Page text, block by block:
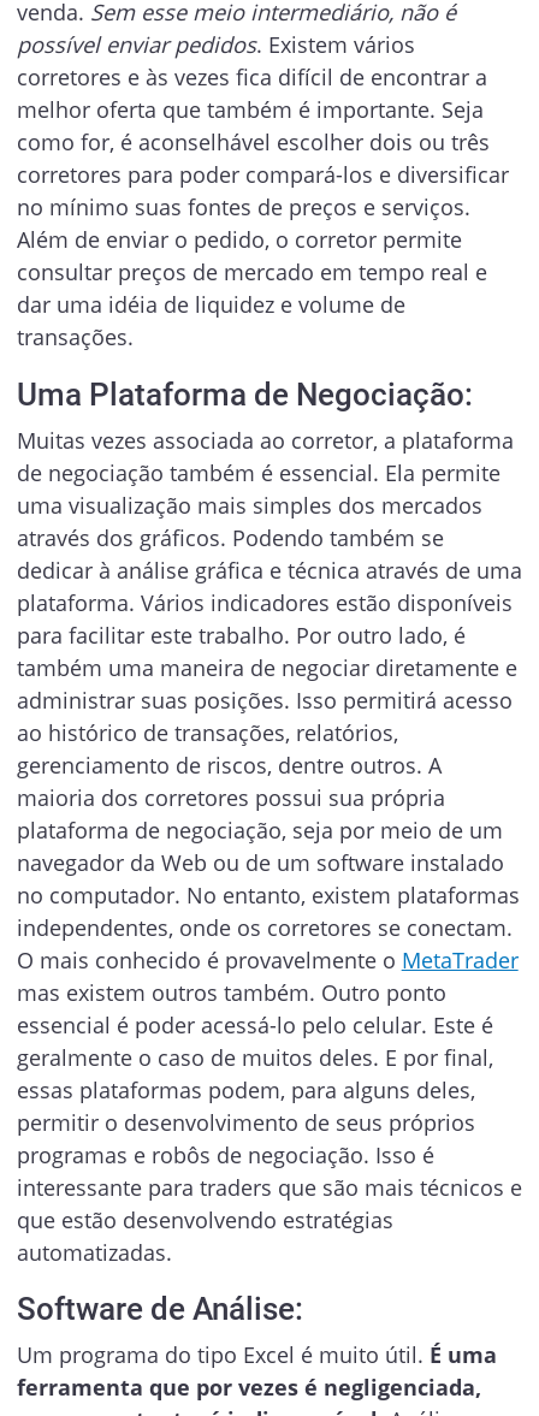
venda. Sem esse meio intermediário, não é
possível enviar pedidos. Existem vários
corretores e às vezes fica difícil de encontrar a
melhor oferta que também é importante. Seja
como for, é aconselhável escolher dois ou três
corretores para poder compará-los e diversificar
no mínimo suas fontes de preços e serviços.
Além de enviar o pedido, o corretor permite
consultar preços de mercado em tempo real e
dar uma idéia de liquidez e volume de
transações.
Uma Plataforma de Negociação:
Muitas vezes associada ao corretor, a plataforma
de negociação também é essencial. Ela permite
uma visualização mais simples dos mercados
através dos gráficos. Podendo também se
dedicar à análise gráfica e técnica através de uma
plataforma. Vários indicadores estão disponíveis
para facilitar este trabalho. Por outro lado, é
também uma maneira de negociar diretamente e
administrar suas posições. Isso permitirá acesso
ao histórico de transações, relatórios,
gerenciamento de riscos, dentre outros. A
maioria dos corretores possui sua própria
plataforma de negociação, seja por meio de um
navegador da Web ou de um software instalado
no computador. No entanto, existem plataformas
independentes, onde os corretores se conectam.
O mais conhecido é provavelmente o MetaTrader
mas existem outros também. Outro ponto
essencial é poder acessá-lo pelo celular. Este é
geralmente o caso de muitos deles. E por final,
essas plataformas podem, para alguns deles,
permitir o desenvolvimento de seus próprios
programas e robôs de negociação. Isso é
interessante para traders que são mais técnicos e
que estão desenvolvendo estratégias
automatizadas.
Software de Análise:
Um programa do tipo Excel é muito útil. É uma
ferramenta que por vezes é negligenciada,